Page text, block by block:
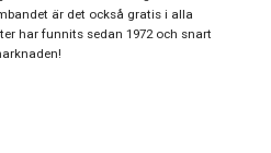
Klassiska klockor
Damklocka
är det också gratis i alla
har funnits sedan 1972 och snart